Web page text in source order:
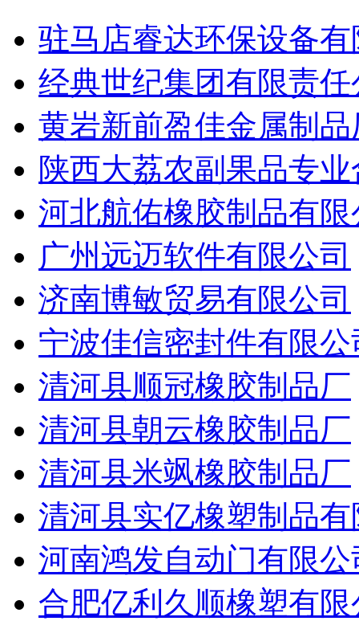
驻马店睿达环保设备
经典世纪集团有限责任
黄岩新前盈佳金属制品
陕西大荔农副果品专
河北航佑橡胶制品有限
广州远迈软件有限公司
济南博敏贸易有限公司
宁波佳信密封件有限公
清河县顺冠橡胶制品厂
清河县朝云橡胶制品厂
清河县米飒橡胶制品厂
清河县实亿橡塑制品
河南鸿发自动门有限公
合肥亿利久顺橡塑有限